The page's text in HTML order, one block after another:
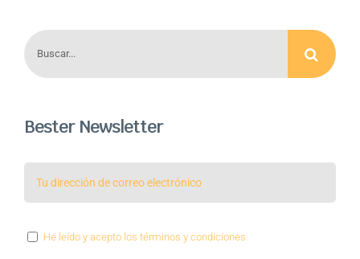
Buscar:
Bester Newsletter
He leído y acepto los términos y condiciones